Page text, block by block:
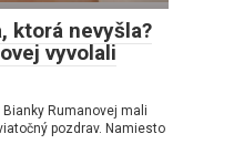
ktorá nevyšla?
vyvolali
Rumanovej mali
pozdrav. Namiesto